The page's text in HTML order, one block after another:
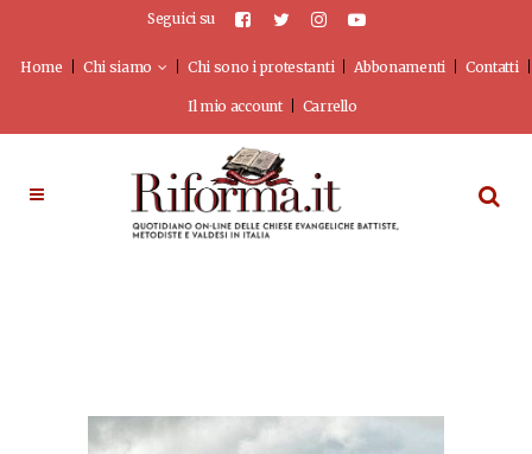
Seguici su
Home Chi siamo Chi sono i protestanti Abbonamenti Contatti
Il mio account Carrello